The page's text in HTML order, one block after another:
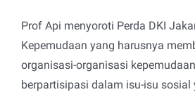
Prof Api menyoroti Perda DKI
Kepemudaan yang harusnya
organisasi-organisasi
berpartisipasi dalam isu-isu sosial